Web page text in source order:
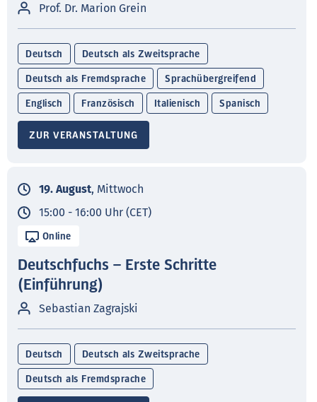
Prof. Dr. Marion Grein
Deutsch Deutsch als Zweitsprache
Deutsch als Fremdsprache Sprachübergreifend
Englisch Französisch Italienisch Spanisch
ZUR VERANSTALTUNG
19. August, Mittwoch
15:00 - 16:00 Uhr (CET)
Online
Deutschfuchs – Erste Schritte
(Einführung)
Sebastian Zagrajski
Deutsch Deutsch als Zweitsprache
Deutsch als Fremdsprache